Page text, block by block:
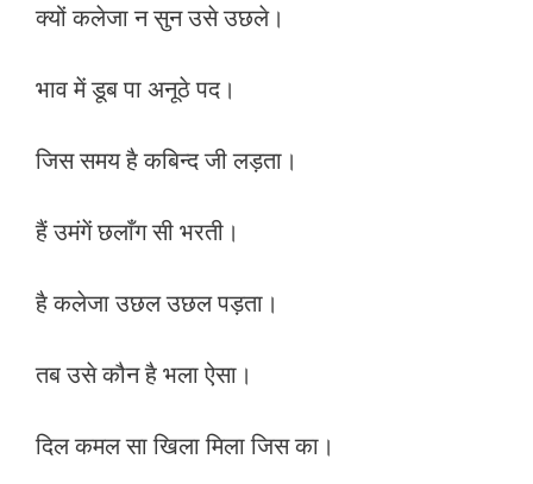
क्यों कलेजा न सुन उसे उछले।
भाव में डूब पा अनूठे पद।
जिस समय है कबिन्द जी लड़ता।
हैं उमंगें छलाँग सी भरती।
है कलेजा उछल उछल पड़ता।
तब उसे कौन है भला ऐसा।
दिल कमल सा खिला मिला जिस का।